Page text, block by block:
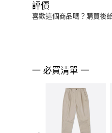
評價
喜歡這個商品嗎？購買後
一 必買清單 一